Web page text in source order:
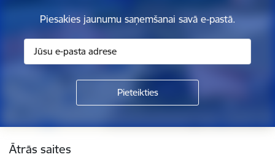
Piesakies jaunumu saņemšanai savā e-pastā.
Ātrās saites